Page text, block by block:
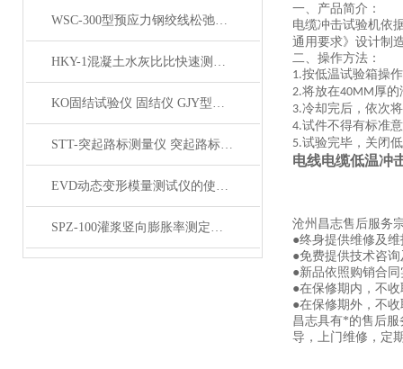
WSC-300型预应力钢绞线松弛试验机 产品展示
HKY-1混凝土水灰比比快速测定仪产品展示
KO固结试验仪 固结仪 GJY型KO固结试验仪产品展示
STT-突起路标测量仪 突起路标测定仪产品展示
EVD动态变形模量测试仪的使用方法及测试流程
SPZ-100灌浆竖向膨胀率测定仪产品展示
一、产品简介：
电缆冲击试验机依
通用要求》设计制
二、操作方法：
1.按低温试验箱操
2.将放在40MM厚的
3.冷却完后，依次
4.试件不得有标准
5.试验完毕，关闭
电线电缆低温冲
沧州昌志售后服务
●终身提供维修及
●免费提供技术咨
●新品依照购销合
●在保修期内，不
●在保修期外，不
昌志具有*的售后
导，上门维修，定